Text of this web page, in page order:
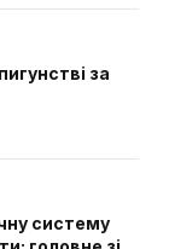
за
систему